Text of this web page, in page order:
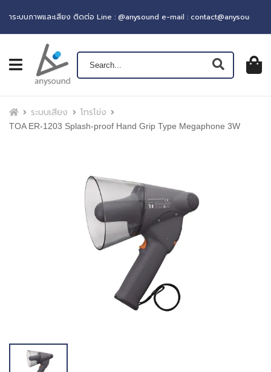
ะบบภาพและเสียง ติดต่อ Line : @anysound e-mail : contact@anysound.co
เปิดเมนู ตะกร้
0฿
หน้าแรกระบบเสียง โทรโข่ง
TOA ER-1203 Splash-proof Hand Grip Type Megaphone 3W